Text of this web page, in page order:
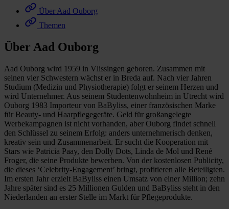
Über Aad Ouborg
Themen
Über Aad Ouborg
Aad Ouborg wird 1959 in Vlissingen geboren. Zusammen mit
seinen vier Schwestern wächst er in Breda auf. Nach vier Jahren
Studium (Medizin und Physiotherapie) folgt er seinem Herzen und
wird Unternehmer. Aus seinem Studentenwohnheim in Utrecht wird
Ouborg 1983 Importeur von BaByliss, einer französischen Marke
für Beauty- und Haarpflegegeräte. Geld für großangelegte
Werbekampagnen ist nicht vorhanden, aber Ouborg findet schnell
den Schlüssel zu seinem Erfolg: anders unternehmerisch denken,
kreativ sein und Zusammenarbeit. Er sucht die Kooperation mit
Stars wie Patricia Paay, den Dolly Dots, Linda de Mol und René
Froger, die seine Produkte bewerben. Von der kostenlosen Publicity,
die dieses ‘Celebrity-Engagement’ bringt, profitieren alle Beteiligten.
Im ersten Jahr erzielt BaByliss einen Umsatz von einer Million; zehn
Jahre später sind es 25 Millionen Gulden und BaByliss steht in den
Niederlanden an erster Stelle im Markt für Pflegeprodukte.